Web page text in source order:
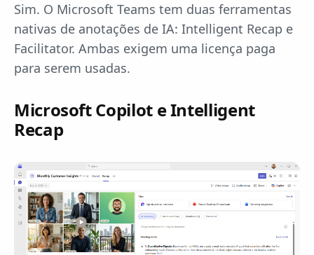
Sim. O Microsoft Teams tem duas ferramentas
nativas de anotações de IA: Intelligent Recap e
Facilitator. Ambas exigem uma licença paga
para serem usadas.
Microsoft Copilot e Intelligent
Recap